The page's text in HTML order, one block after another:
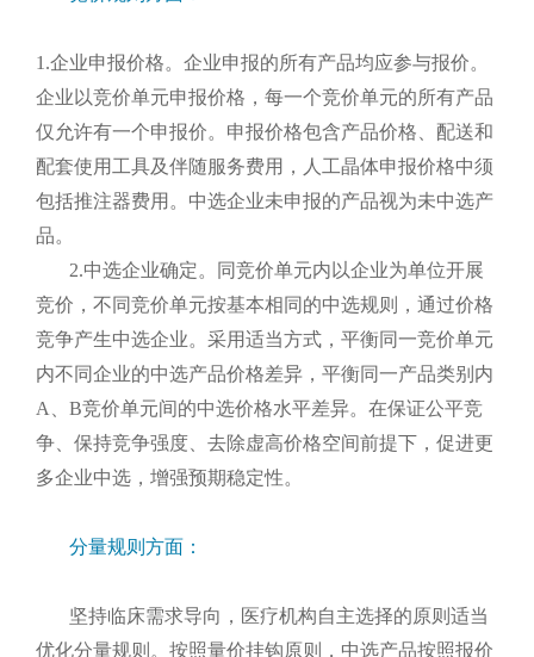
1.企业申报价格。企业申报的所有产品均应参与报价。
企业以竞价单元申报价格，每一个竞价单元的所有产品
仅允许有一个申报价。申报价格包含产品价格、配送和
配套使用工具及伴随服务费用，人工晶体申报价格中须
包括推注器费用。中选企业未申报的产品视为未中选产
品。
2.中选企业确定。同竞价单元内以企业为单位开展
竞价，不同竞价单元按基本相同的中选规则，通过价格
竞争产生中选企业。采用适当方式，平衡同一竞价单元
内不同企业的中选产品价格差异，平衡同一产品类别内
A、B竞价单元间的中选价格水平差异。在保证公平竞
争、保持竞争强度、去除虚高价格空间前提下，促进更
多企业中选，增强预期稳定性。
分量规则方面：
坚持临床需求导向，医疗机构自主选择的原则适当
优化分量规则。按照量价挂钩原则，中选产品按照报价